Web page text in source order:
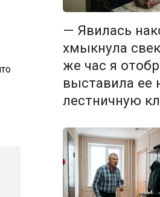
— Явилась
хмыкнула
же час я
выставила ее
лестничную